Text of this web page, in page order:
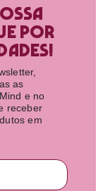
por
as
e no
receber
em